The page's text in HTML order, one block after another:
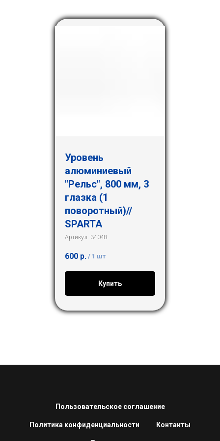
Уровень
алюминиевый
"Рельс", 800 мм, 3
глазка (1
поворотный)//
SPARTA
Артикул: 34048
600 р. / 1 шт
Купить
Пользовательское соглашение
Политика конфиденциальности Контакты